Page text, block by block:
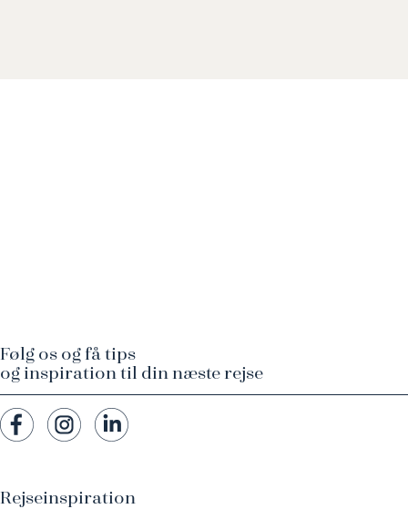
Rejseinspiration
Følg os og få tips
og inspiration til din næste rejse